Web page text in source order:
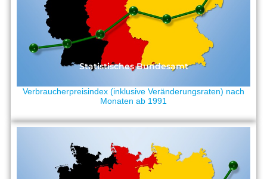
Statistisches Bundesamt
Verbraucherpreisindex (inklusive Veränderungsraten) nach
Monaten ab 1991